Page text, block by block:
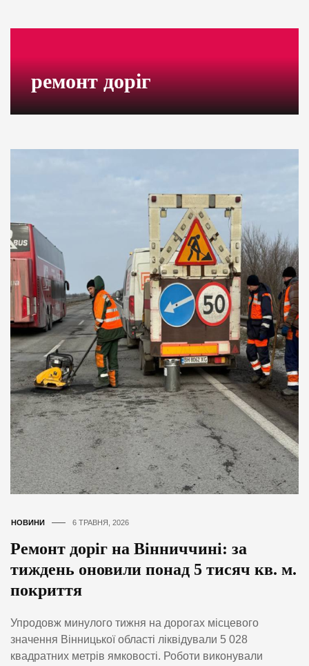
ремонт доріг
НОВИНИ 6 ТРАВНЯ, 2026
Ремонт доріг на Вінниччині: за
тиждень оновили понад 5 тисяч кв. м.
покриття
Упродовж минулого тижня на дорогах місцевого
значення Вінницької області ліквідували 5 028
квадратних метрів ямковості. Роботи виконували